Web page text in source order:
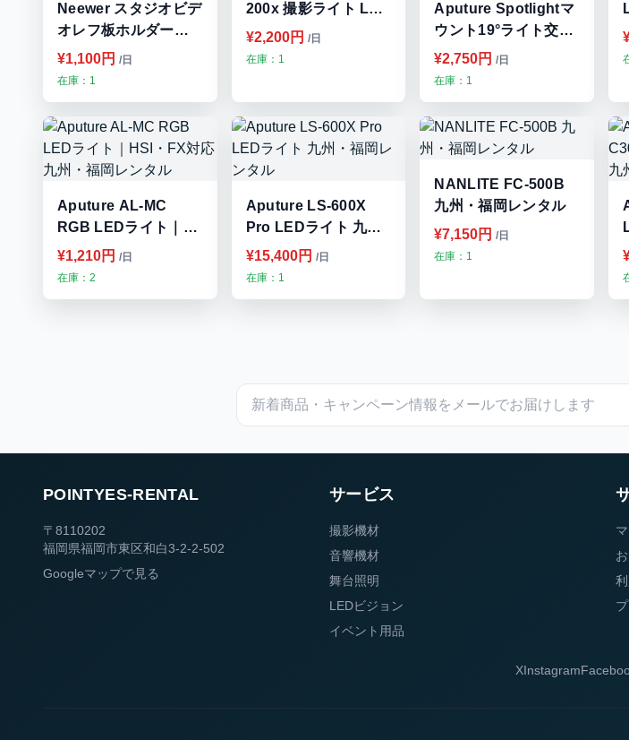
Neewer スタジオビデ
オレフ板ホルダーア
ーム 39.7インチ 九
州・福岡レンタル
¥1,100円 /日
在庫：1
200x 撮影ライト LED
ビデオライト 九州・
福岡レンタル
¥2,200円 /日
在庫：1
Aputure Spotlightマ
ウント19°ライト交換
式プロジェクターレ
ンズ 九州・福岡レン
¥2,750円/日
在庫：1
Aputure AL-MC
RGB LEDライト｜
HSI・FX対応 九州・
福岡レンタル
¥1,210円 /日
在庫：2
Aputure LS-600X
Pro LEDライト 九
州・福岡レンタル
¥15,400円 /日
在庫：1
NANLITE FC-500B
九州・福岡レンタル
¥7,150円/日
在庫：1
POINTYES-RENTAL
〒8110202
福岡県福岡市東区和白3-2-2-502
Googleマップで見る
サービス
撮影機材
音響機材
舞台照明
LEDビジョン
イベント用品
XInstagram